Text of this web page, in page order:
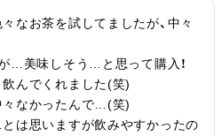
なお茶を試してましたが、中々
…美味しそう…と思って購入！
んでくれました(笑)
々なかったんで…(笑)
は思いますが飲みやすかったの